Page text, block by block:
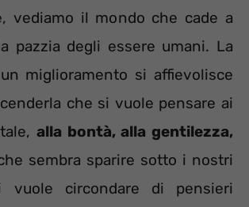
vediamo il mondo che cade a
pazzia degli essere umani. La
miglioramento si affievolisce
che si vuole pensare ai
alla bontà, alla gentilezza,
sembra sparire sotto i nostri
vuole circondare di pensieri